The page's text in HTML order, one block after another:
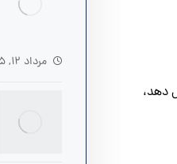
دهد،
مرداد ۱۲, ۱۴۰۵